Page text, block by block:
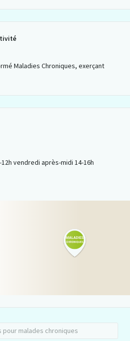
Maladies Chroniques, exerçant
vendredi après-midi 14-16h
pour malades chroniques